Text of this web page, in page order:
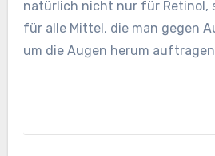
natürlich nicht nur für Retinol,
für alle Mittel, die man gegen
um die Augen herum